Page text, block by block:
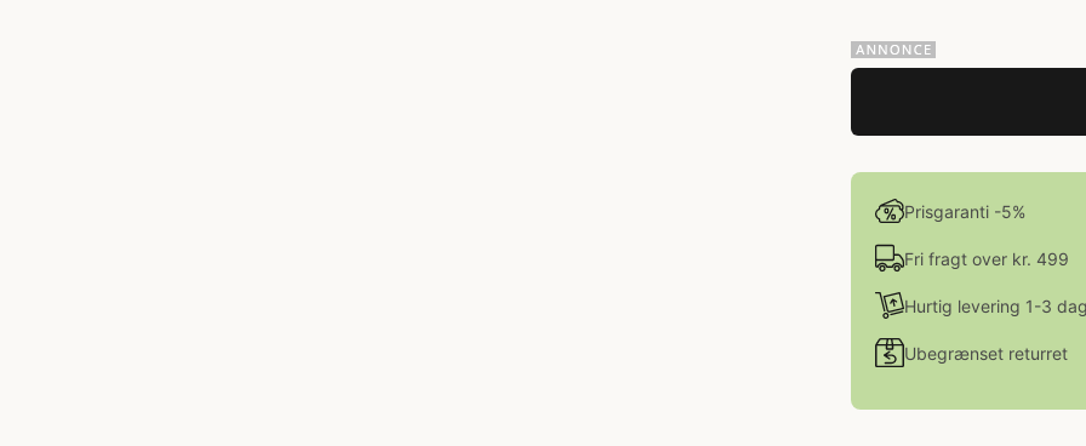
Prisgaranti -5%
Fri fragt over kr. 499
Hurtig levering 1-3
Ubegrænset returret